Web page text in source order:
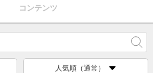
コンテンツ
人気順（通常）